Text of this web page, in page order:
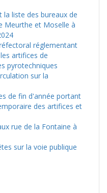
liste des bureaux de
Meurthe et Moselle à
réglementant
artifices de
pyrotechniques
sur la
de fin d'année portant
des artifices et
rue de la Fontaine à
sur la voie publique